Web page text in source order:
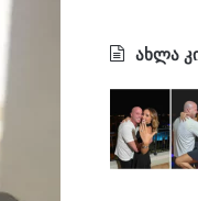
ახლა